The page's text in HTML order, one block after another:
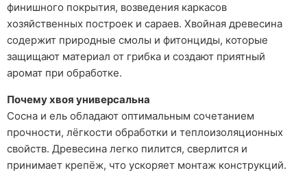
финишного покрытия, возведения каркасов
хозяйственных построек и сараев. Хвойная древесина
содержит природные смолы и фитонциды, которые
защищают материал от грибка и создают приятный
аромат при обработке.
Почему хвоя универсальна
Сосна и ель обладают оптимальным сочетанием
прочности, лёгкости обработки и теплоизоляционных
свойств. Древесина легко пилится, сверлится и
принимает крепёж, что ускоряет монтаж конструкций.